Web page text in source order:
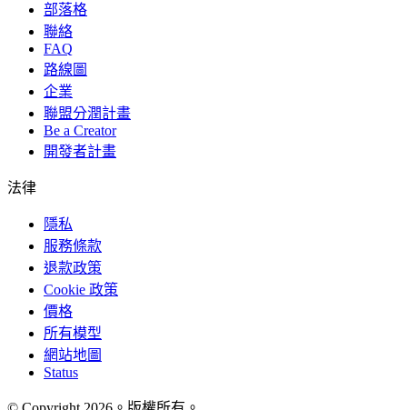
部落格
聯絡
FAQ
路線圖
企業
聯盟分潤計畫
Be a Creator
開發者計畫
法律
隱私
服務條款
退款政策
Cookie 政策
價格
所有模型
網站地圖
Status